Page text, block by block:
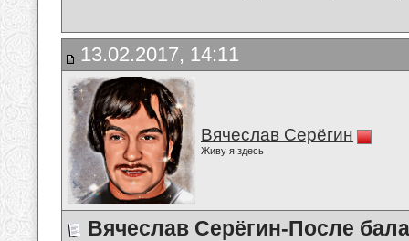
13.02.2017, 14:11
Вячеслав Серёгин
Живу я здесь
Вячеслав Серёгин-После бала